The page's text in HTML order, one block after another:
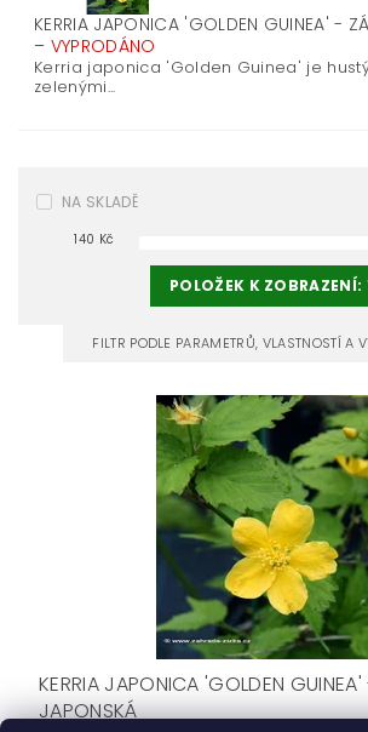
KERRIA JAPONICA 'GOLDEN GUINEA' -
– VYPRODÁNO
Kerria japonica 'Golden Guinea' je
zelenými...
NA SKLADĚ
140 Kč
POLOŽEK K ZOBRAZENÍ:
FILTR PODLE PARAMETRŮ, VLASTNOSTÍ A
KERRIA JAPONICA 'GOLDEN
JAPONSKÁ